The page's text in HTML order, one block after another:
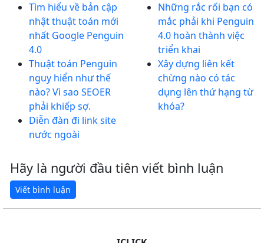
Tìm hiểu về bản cập
nhật thuật toán mới
nhất Google Penguin
4.0
Thuật toán Penguin
nguy hiển như thế
nào? Vì sao SEOER
phải khiếp sợ.
Diễn đàn đi link site
nước ngoài
Những rắc rối bạn có
mắc phải khi Penguin
4.0 hoàn thành việc
triển khai
Xây dựng liên kết
chừng nào có tác
dụng lên thứ hạng từ
khóa?
Hãy là người đầu tiên viết bình luận